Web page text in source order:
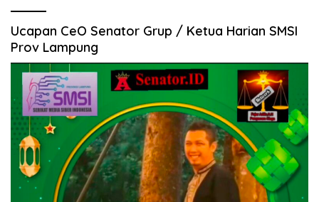
Ucapan CeO Senator Grup / Ketua Harian SMSI
Prov Lampung